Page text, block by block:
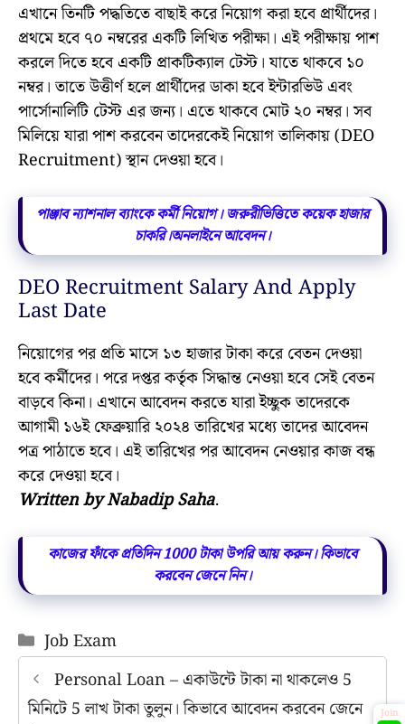
এখানে তিনটি পদ্ধতিতে বাছাই করে নিয়োগ করা হবে প্রার্থীদের।
প্রথমে হবে ৭০ নম্বরের একটি লিখিত পরীক্ষা। এই পরীক্ষায় পাশ
করলে দিতে হবে একটি প্রাকটিক্যাল টেস্ট। যাতে থাকবে ১০
নম্বর। তাতে উত্তীর্ণ হলে প্রার্থীদের ডাকা হবে ইন্টারভিউ এবং
পার্সোনালিটি টেস্ট এর জন্য। এতে থাকবে মোট ২০ নম্বর। সব
মিলিয়ে যারা পাশ করবেন তাদেরকেই নিয়োগ তালিকায় (DEO
Recruitment) স্থান দেওয়া হবে।
পাঞ্জাব ন্যাশনাল ব্যাংকে কর্মী নিয়োগ। জরুরীভিত্তিতে কয়েক হাজার
চাকরি।অনলাইনে আবেদন।
DEO Recruitment Salary And Apply
Last Date
নিয়োগের পর প্রতি মাসে ১৩ হাজার টাকা করে বেতন দেওয়া
হবে কর্মীদের। পরে দপ্তর কর্তৃক সিদ্ধান্ত নেওয়া হবে সেই বেতন
বাড়বে কিনা। এখানে আবেদন করতে যারা ইচ্ছুক তাদেরকে
আগামী ১৬ই ফেব্রুয়ারি ২০২৪ তারিখের মধ্যে তাদের আবেদন
পত্র পাঠাতে হবে। এই তারিখের পর আবেদন নেওয়ার কাজ বন্ধ
করে দেওয়া হবে।
Written by Nabadip Saha.
কাজের ফাঁকে প্রতিদিন 1000 টাকা উপরি আয় করুন। কিভাবে
করবেন জেনে নিন।
Categories
Job Exam
Personal Loan – একাউন্টে টাকা না থাকলেও 5
মিনিটে 5 লাখ টাকা তুলুন। কিভাবে আবেদন করবেন জেনে
Join